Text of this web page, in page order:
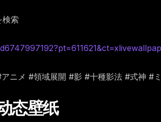
検索
メ #領域展開 #影 #十種影法 #式神 #
态壁纸